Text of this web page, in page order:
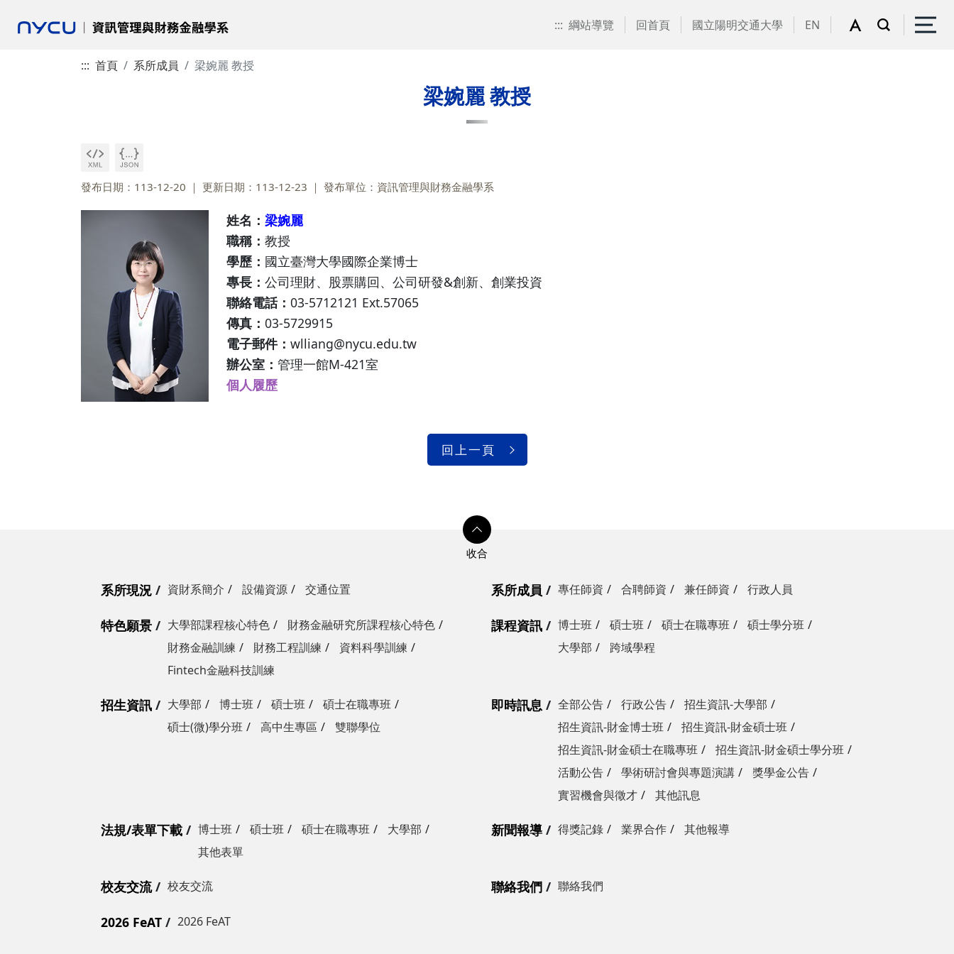
::: 綱站導覽 回首頁 國立陽明交通大學 EN
::: 首頁 系所成員 梁婉麗 教授
梁婉麗 教授
發布日期：113-12-20 更新日期：113-12-23 發布單位：資訊管理與財務金融學系
姓名： 梁婉麗
職稱： 教授
學歷： 國立臺灣大學國際企業博士
專長： 公司理財、股票購回、公司研發&創新、創業投資
聯絡電話： 03-5712121 Ext.57065
傳真： 03-5729915
電子郵件： wlliang@nycu.edu.tw
辦公室： 管理一館M-421室
個人履歷
回上一頁
系所現況 資財系簡介 設備資源 交通位置 系所成員 專任師資 合聘師資 兼任師資 行政人員
特色願景 大學部課程核心特色
財務金融研究所課程核心特色
財務金融訓練
財務工程訓練
資料科學訓練
Fintech金融科技訓練
課程資訊 博士班 碩士班 碩士在職專班
碩士學分班
大學部
跨域學程
招生資訊 大學部 博士班 碩士班
碩士在職專班
碩士(微)學分班
高中生專區 雙聯學位
即時訊息 全部公告 行政公告
招生資訊-大學部
招生資訊-財金博士班
招生資訊-財金碩士班
招生資訊-財金碩士在職專班
招生資訊-財金碩士學分班
活動公告
學術研討會與專題演講
獎學金公告
實習機會與徵才
其他訊息
法規/表單下載 博士班 碩士班 碩士在職專班
大學部
其他表單
新聞報導 得獎記錄 業界合作 其他報導
校友交流 校友交流 聯絡我們 聯絡我們
2026 FeAT 2026 FeAT